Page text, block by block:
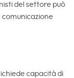
del settore può
capacità di